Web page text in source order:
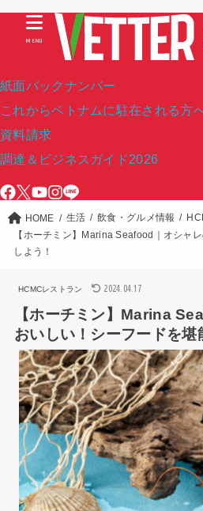
紙面バックナンバー
これからベトナムに駐在される方
資料請求
調達＆ビジネスガイド2026
MENU
HOME 生活 飲食・グルメ情報
【ホーチミン】Marina Seafood｜オシャ
しよう！
HCMCレストラン 2024.04.17
【ホーチミン】Marina
おいしい！シーフードを堪